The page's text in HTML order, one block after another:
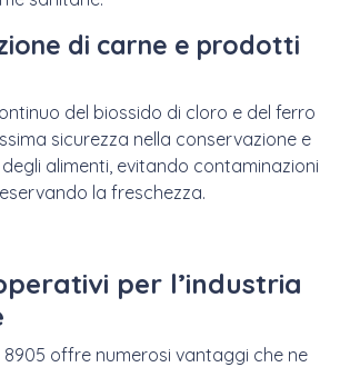
di carne e prodotti
del biossido di cloro e del ferro
sicurezza nella conservazione e
alimenti, evitando contaminazioni
la freschezza.
per l’industria
8905 offre numerosi vantaggi che ne